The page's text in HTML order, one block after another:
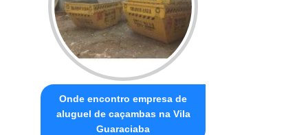
Onde encontro empresa de
aluguel de caçambas na Vila
Guaraciaba